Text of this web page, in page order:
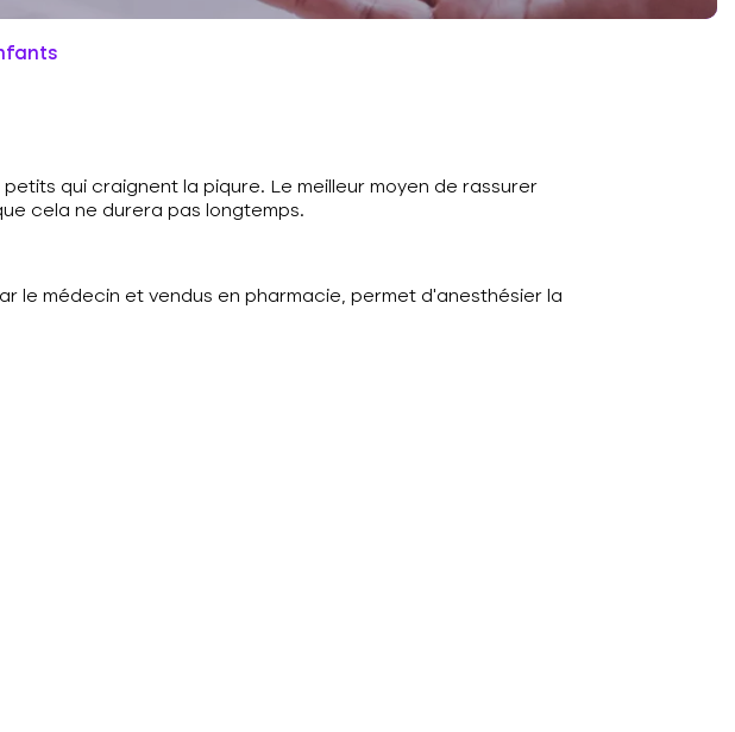
qui craignent la piqure. Le meilleur moyen de rassurer
cela ne durera pas longtemps.
le médecin et vendus en pharmacie, permet d’anesthésier la